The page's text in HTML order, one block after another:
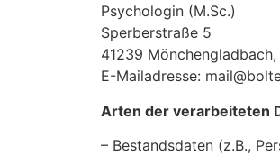
Psychologin (M.Sc.)
Sperberstraße 5
41239
E-Mailadresse:
Arten der verarbeiteten
– Bestandsdaten (z.B.,